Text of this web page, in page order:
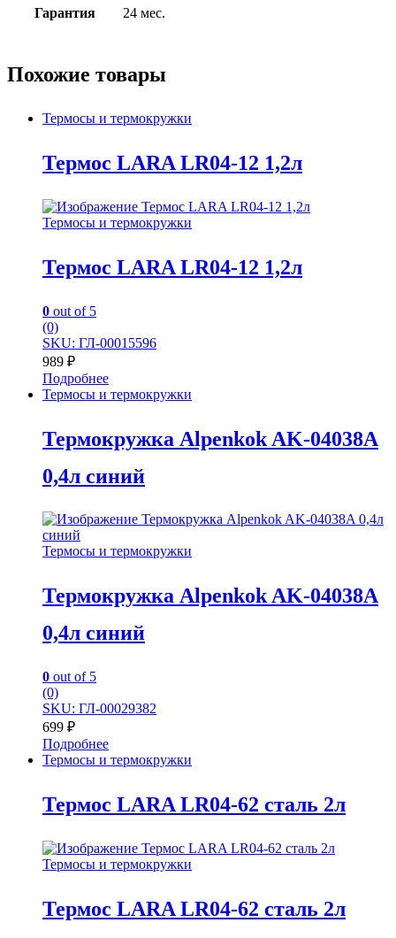
Гарантия 24 мес.
Похожие товары
Термосы и термокружки
Термос LARA LR04-12 1,2л
Термосы и термокружки
Термос LARA LR04-12 1,2л
0 out of 5
(0)
SKU: ГЛ-00015596
989 ₽
Подробнее
Термосы и термокружки
Термокружка Alpenkok AK-04038A
0,4л синий
Термосы и термокружки
Термокружка Alpenkok AK-04038A
0,4л синий
0 out of 5
(0)
SKU: ГЛ-00029382
699 ₽
Подробнее
Термосы и термокружки
Термос LARA LR04-62 сталь 2л
Термосы и термокружки
Термос LARA LR04-62 сталь 2л